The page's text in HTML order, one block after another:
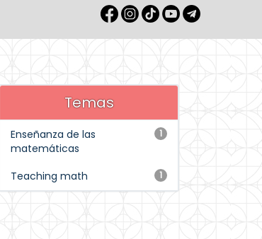
Temas
1
Enseñanza de las
matemáticas
1
Teaching math